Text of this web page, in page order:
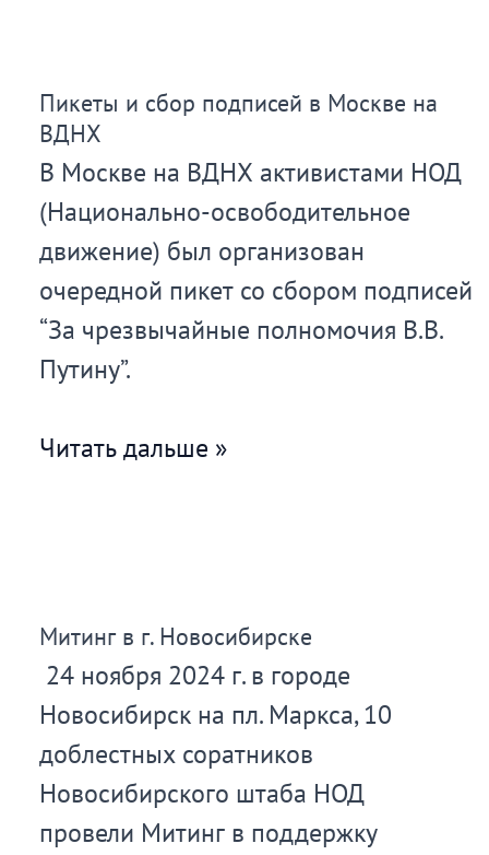
подписей
в
Ейске
Пикеты и сбор подписей в Москве на
ВДНХ
В Москве на ВДНХ активистами НОД
(Национально-освободительное
движение) был организован
очередной пикет со сбором подписей
“За чрезвычайные полномочия В.В.
Путину”.
Пикеты
Москве
на
ВДНХ
Читать дальше »
Митинг в г. Новосибирске
24 ноября 2024 г. в городе
Новосибирск на пл. Маркса, 10
доблестных соратников
Новосибирского штаба НОД
провели Митинг в поддержку